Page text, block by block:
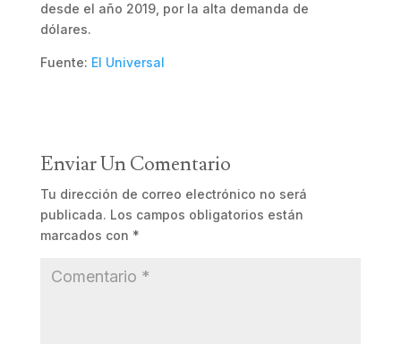
desde el año 2019, por la alta demanda de
dólares.
Fuente: El Universal
Enviar Un Comentario
Tu dirección de correo electrónico no será
publicada. Los campos obligatorios están
marcados con *